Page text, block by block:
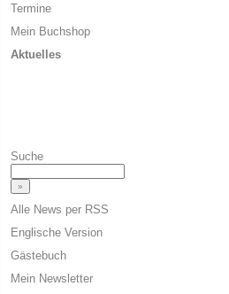
Termine
Mein Buchshop
Aktuelles
Suche
Alle News per RSS
Englische Version
Gästebuch
Mein Newsletter